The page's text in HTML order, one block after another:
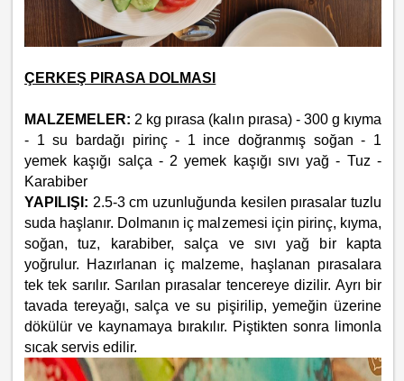
ÇERKEŞ PIRASA DOLMASI
MALZEMELER: 2 kg pırasa (kalın pırasa) - 300 g kıyma
- 1 su bardağı pirinç - 1 ince doğranmış soğan - 1
yemek kaşığı salça - 2 yemek kaşığı sıvı yağ - Tuz -
Karabiber
YAPILIŞI: 2.5-3 cm uzunluğunda kesilen pırasalar tuzlu
suda haşlanır. Dolmanın iç malzemesi için pirinç, kıyma,
soğan, tuz, karabiber, salça ve sıvı yağ bir kapta
yoğrulur. Hazırlanan iç malzeme, haşlanan pırasalara
tek tek sarılır. Sarılan pırasalar tencereye dizilir. Ayrı bir
tavada tereyağı, salça ve su pişirilip, yemeğin üzerine
dökülür ve kaynamaya bırakılır. Piştikten sonra limonla
sıcak servis edilir.